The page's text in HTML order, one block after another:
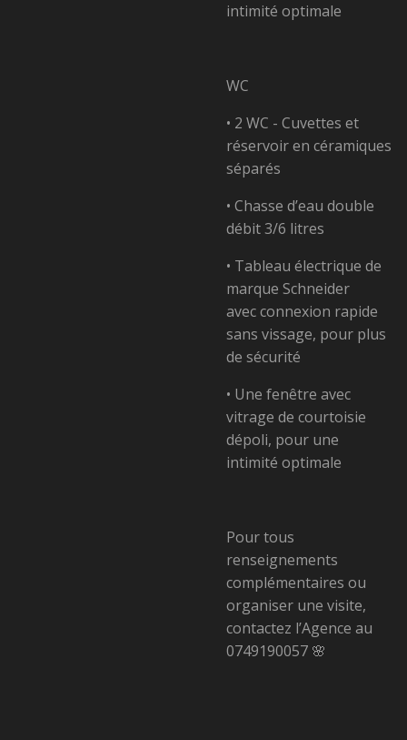
intimité optimale
WC
• 2 WC - Cuvettes et
réservoir en céramiques
séparés
• Chasse d’eau double
débit 3/6 litres
• Tableau électrique de
marque Schneider
avecconnexion rapide
sans vissage, pour plus
de sécurité
• Une fenêtre avec
vitrage de courtoisie
dépoli, pour une
intimité optimale
Pour tous
renseignements
complémentaires ou
organiser une visite,
contactez l’Agence au
0749190057 🌸